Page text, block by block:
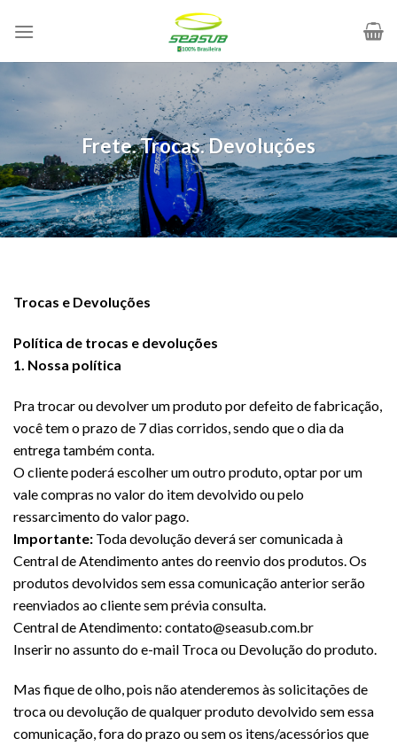
Frete. Trocas. Devoluções
Trocas e Devoluções
Política de trocas e devoluções
1. Nossa política
Pra trocar ou devolver um produto por defeito de fabricação,
você tem o prazo de 7 dias corridos, sendo que o dia da
entrega também conta.
O cliente poderá escolher um outro produto, optar por um
vale compras no valor do item devolvido ou pelo
ressarcimento do valor pago.
Importante: Toda devolução deverá ser comunicada à
Central de Atendimento antes do reenvio dos produtos. Os
produtos devolvidos sem essa comunicação anterior serão
reenviados ao cliente sem prévia consulta.
Central de Atendimento: contato@seasub.com.br
Inserir no assunto do e-mail Troca ou Devolução do produto.
Mas fique de olho, pois não atenderemos às solicitações de
troca ou devolução de qualquer produto devolvido sem essa
comunicação, fora do prazo ou sem os itens/acessórios que